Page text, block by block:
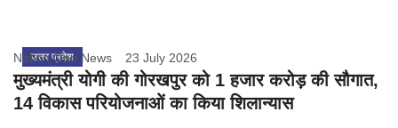
उत्तर प्रदेश
Nation One News 23 July 2026
मुख्यमंत्री योगी की गोरखपुर को 1 हजार करोड़ की सौगात,
14 विकास परियोजनाओं का किया शिलान्यास